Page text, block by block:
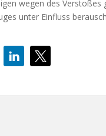
wegen des
unter Einfluss